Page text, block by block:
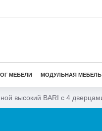
МЕБЕЛИ МОДУЛЬНАЯ МЕБЕЛЬ
высокий BARI с 4